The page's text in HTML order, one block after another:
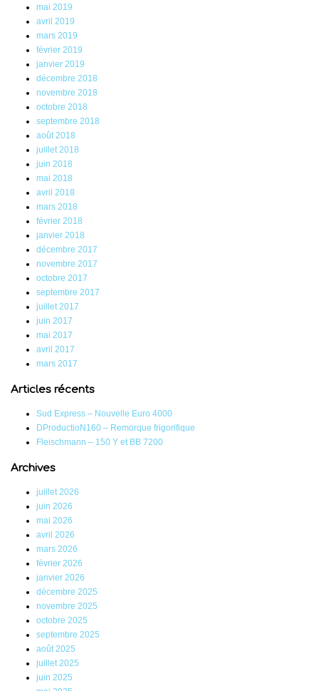
mai 2019
avril 2019
mars 2019
février 2019
janvier 2019
décembre 2018
novembre 2018
octobre 2018
septembre 2018
août 2018
juillet 2018
juin 2018
mai 2018
avril 2018
mars 2018
février 2018
janvier 2018
décembre 2017
novembre 2017
octobre 2017
septembre 2017
juillet 2017
juin 2017
mai 2017
avril 2017
mars 2017
Articles récents
Sud Express – Nouvelle Euro 4000
DProductioN160 – Remorque frigorifique
Fleischmann – 150 Y et BB 7200
Archives
juillet 2026
juin 2026
mai 2026
avril 2026
mars 2026
février 2026
janvier 2026
décembre 2025
novembre 2025
octobre 2025
septembre 2025
août 2025
juillet 2025
juin 2025